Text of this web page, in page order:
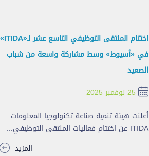
اختتام الملتقى التوظيفي التاسع عشر لـ«ITIDA»
في «أسيوط» وسط مشاركة واسعة من شباب
الصعيد
25 نوفمبر 2025
أعلنت هيئة تنمية صناعة تكنولوجيا المعلومات
ITIDA عن اختتام فعاليات الملتقى التوظيفي...
المزيد